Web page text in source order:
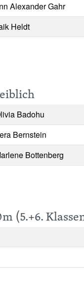
Alexander Gahr
Heldt
Badohu
Bernstein
Bottenberg
(5.+6.